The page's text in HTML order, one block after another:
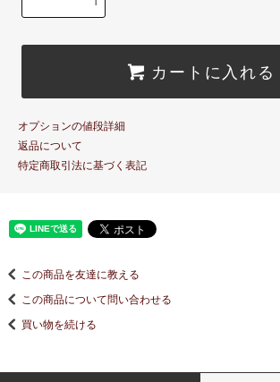
カートに入れる
オプションの値段詳細
返品について
特定商取引法に基づく表記
この商品を友達に教える
この商品について問い合わせる
買い物を続ける